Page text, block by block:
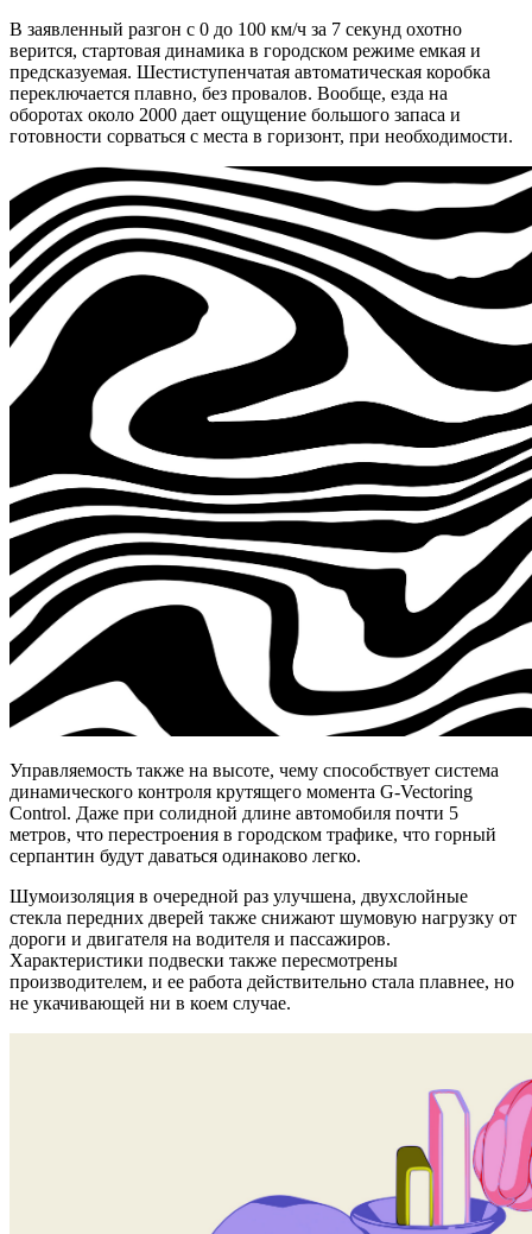
В заявленный разгон с 0 до 100 км/ч за 7 секунд охотно
верится, стартовая динамика в городском режиме емкая и
предсказуемая. Шестиступенчатая автоматическая коробка
переключается плавно, без провалов. Вообще, езда на
оборотах около 2000 дает ощущение большого запаса и
готовности сорваться с места в горизонт, при необходимости.
Управляемость также на высоте, чему способствует система
динамического контроля крутящего момента G-Vectoring
Control. Даже при солидной длине автомобиля почти 5
метров, что перестроения в городском трафике, что горный
серпантин будут даваться одинаково легко.
Шумоизоляция в очередной раз улучшена, двухслойные
стекла передних дверей также снижают шумовую нагрузку от
дороги и двигателя на водителя и пассажиров.
Характеристики подвески также пересмотрены
производителем, и ее работа действительно стала плавнее, но
не укачивающей ни в коем случае.